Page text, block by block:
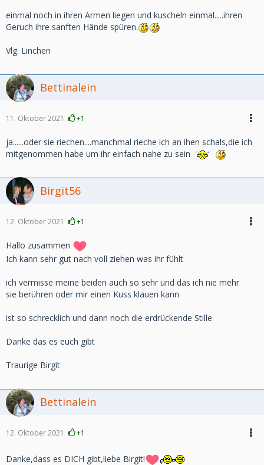
einmal noch in ihren Armen liegen und kuscheln einmal.....ihren
Geruch ihre sanften Hände spüren.
Vlg. Linchen
Bettinalein
11. Oktober 2021 +1
ja......oder sie riechen....manchmal rieche ich an ihen schals,die ich
mitgenommen habe um ihr einfach nahe zu sein
Birgit56
12. Oktober 2021 +1
Hallo zusammen
Ich kann sehr gut nach voll ziehen was ihr fühlt
ich vermisse meine beiden auch so sehr und das ich nie mehr
sie berühren oder mir einen Kuss klauen kann
ist so schrecklich und dann noch die erdrückende Stille
Danke das es euch gibt
Traurige Birgit
Bettinalein
12. Oktober 2021 +1
Danke,dass es DICH gibt,liebe Birgit!